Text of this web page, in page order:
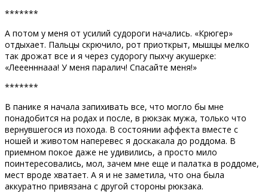
*******
А потом у меня от усилий судороги начались. «Крюгер»
отдыхает. Пальцы скрючило, рот приоткрыт, мышцы мелко
так дрожат все и я через судорогу пыхчу акушерке:
«Лееенннааа! У меня паралич! Спасайте меня!»
*******
В панике я начала запихивать все, что могло бы мне
понадобится на родах и после, в рюкзак мужа, только что
вернувшегося из похода. В состоянии аффекта вместе с
ношей и животом наперевес я доскакала до роддома. В
приемном покое даже не удивились, а просто мило
поинтересовались, мол, зачем мне еще и палатка в роддоме,
мест вроде хватает. А я и не заметила, что она была
аккуратно привязана с другой стороны рюкзака.